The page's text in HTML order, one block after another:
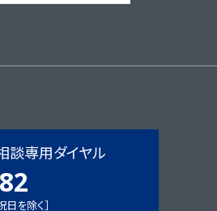
談専用ダイヤル
を除く］